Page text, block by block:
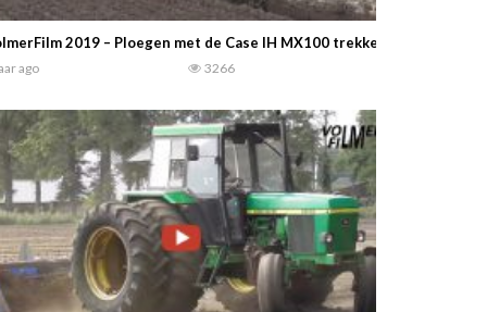
2019 – Ploegen met de Case IH MX100 trekker en Lemken
ago 3266